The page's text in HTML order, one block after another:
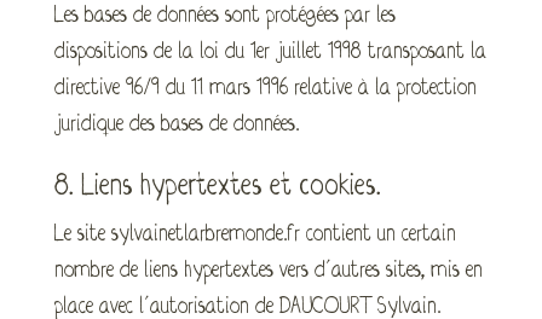
Les bases de données sont protégées par les
dispositions de la loi du 1er juillet 1998 transposant la
directive 96/9 du 11 mars 1996 relative à la protection
juridique des bases de données.
8. Liens hypertextes et cookies.
Le site sylvainetlarbremonde.fr contient un certain
nombre de liens hypertextes vers d’autres sites, mis en
place avec l’autorisation de DAUCOURT Sylvain.